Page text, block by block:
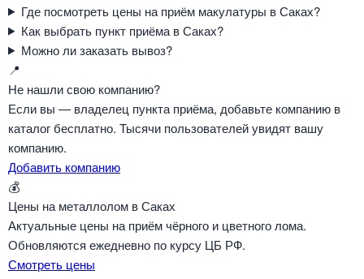
Где посмотреть цены на приём макулатуры в Саках?
Как выбрать пункт приёма в Саках?
Можно ли заказать вывоз?
📍
Не нашли свою компанию?
Если вы — владелец пункта приёма, добавьте компанию в
каталог бесплатно. Тысячи пользователей увидят вашу
компанию.
Добавить компанию
💰
Цены на металлолом в Саках
Актуальные цены на приём чёрного и цветного лома.
Обновляются ежедневно по курсу ЦБ РФ.
Смотреть цены